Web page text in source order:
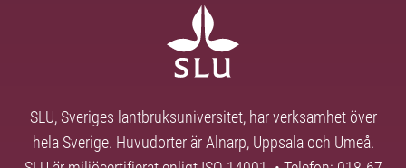
SLU, Sveriges lantbruksuniversitet, har verksamhet över
hela Sverige. Huvudorter är Alnarp, Uppsala och Umeå.